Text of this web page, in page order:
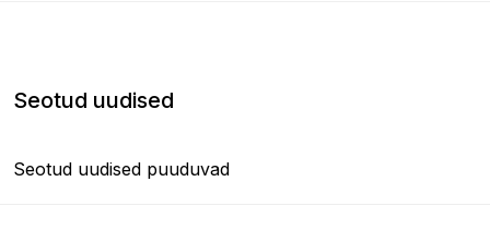
Seotud uudised
Seotud uudised puuduvad